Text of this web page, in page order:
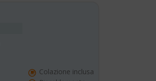
Colazione inclusa